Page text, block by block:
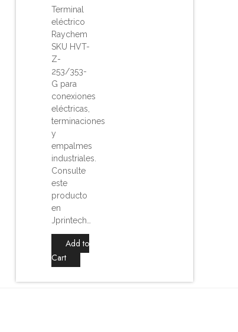
Terminal
eléctrico
Raychem
SKU HVT-
Z-
253/353-
G para
conexiones
eléctricas,
terminaciones
y
empalmes
industriales.
Consulte
este
producto
en
Jprintech…
Add to
Cart